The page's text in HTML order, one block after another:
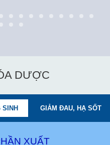
DƯỢC
SINH GIẢM ĐAU, HẠ SỐT
XUẤT